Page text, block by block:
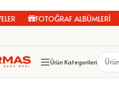
FOTOĞRAF ALBÜMLERİ
Ürün Kategorileri